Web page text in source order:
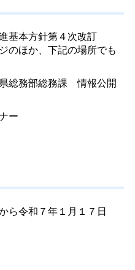
基本方針第４次改訂
のほか、下記の場所でも
総務部総務課情報公開
ー
ら令和７年１月１７日